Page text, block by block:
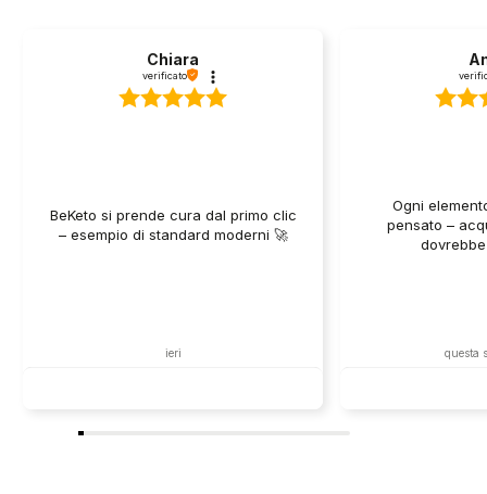
Chiara, grazie per far parte dell’incredibile
Chiara
verificato
BeKeto si prende cura dal primo clic
– esempio di standard moderni 🚀
ieri
Ogni
pensato –
questa